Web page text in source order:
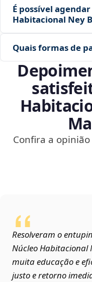
É possível
Habitacional Ney
Quais formas de
Confira a
Resolveram o
Núcleo Habitacional
muita educação e
justo e retorno